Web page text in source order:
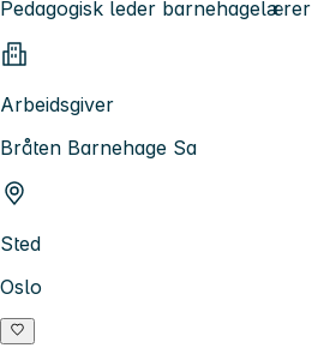
Pedagogisk leder barnehagelærer
Arbeidsgiver
Bråten Barnehage Sa
Sted
Oslo